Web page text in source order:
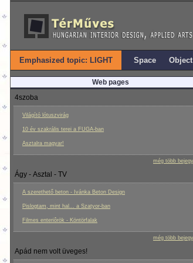
Emphasized topic: LIGHT Space Object
Web pages
4szoba
Világító lótuszvirág
10 év szakrális terei a FUGA-ban
Asztalra magyar!
még több
Ágy - Asztal - TV
A szerethető beton - Ivánka Beton Design
Pislogtam, mint hal... a Szatyor-ban
Filmes enteriôrök - Köntörfalak
még több
Apád nem volt üveges!